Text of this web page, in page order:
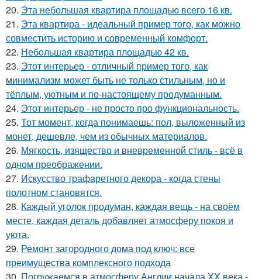
20. Эта небольшая квартира площадью всего 16 кв.
21. Эта квартира - идеальный пример того, как можно
совместить историю и современный комфорт.
22. Небольшая квартира площадью 42 кв.
23. Этот интерьер - отличный пример того, как
минимализм может быть не только стильным, но и
тёплым, уютным и по-настоящему продуманным.
24. Этот интерьер - не просто про функциональность.
25. Тот момент, когда понимаешь: пол, выложенный из
монет, дешевле, чем из обычных материалов.
26. Мягкость, изящество и вневременной стиль - всё в
одном преображении.
27. Искусство трафаретного декора - когда стены
полотном становятся.
28. Каждый уголок продуман, каждая вещь - на своём
месте, каждая деталь добавляет атмосферу покоя и
уюта.
29. Ремонт загородного дома под ключ: все
преимущества комплексного подхода